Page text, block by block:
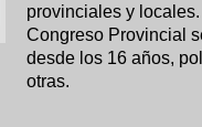
provinciales y
Congreso Provincial
desde los 16 años,
otras.